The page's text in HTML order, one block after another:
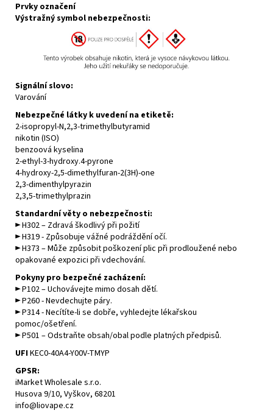
Prvky označení
Výstražný symbol nebezpečnosti:
Signální slovo:
Varování
Nebezpečné látky k uvedení na etiketě:
2-isopropyl-N,2,3-trimethylbutyramid
nikotin (ISO)
benzoová kyselina
2-ethyl-3-hydroxy.4-pyrone
4-hydroxy-2,5-dimethylfuran-2(3H)-one
2,3-dimenthylpyrazin
2,3,5-trimethylprazin
Standardní věty o nebezpečnosti:
► H302 – Zdravá škodlivý při požití
► H319 - Způsobuje vážné podráždění očí.
► H373 – Může způsobit poškození plic při prodloužené nebo
opakované expozici při vdechování.
Pokyny pro bezpečné zacházení:
► P102 – Uchovávejte mimo dosah dětí.
► P260 - Nevdechujte páry.
► P314 - Necítíte-li se dobře, vyhledejte lékařskou
pomoc/ošetření.
► P501 – Odstraňte obsah/obal podle platných předpisů.
UFIKEC0-40A4-Y00V-TMYP
GPSR:
iMarket Wholesale s.r.o.
Husova 9/10, Vyškov, 68201
info@liovape.cz